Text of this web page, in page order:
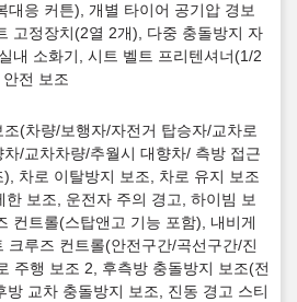
대응 커튼), 개별 타이어 공기압 경보
고정장치(2열 2개), 다중 충돌방지 자
내 소화기, 시트 벨트 프리텐셔너(1/2
전 보조
(차량/보행자/자전거 탑승자/교차로
/교차차량/추월시 대향차/ 측방 접근
차로 이탈방지 보조, 차로 유지 보조
한 보조, 운전자 주의 경고, 하이빔 보
컨트롤(스탑앤고 기능 포함), 내비게
크루즈 컨트롤(안전구간/곡선구간/진
주행 보조 2, 후측방 충돌방지 보조(전
방 교차 충돌방지 보조, 진동 경고 스티